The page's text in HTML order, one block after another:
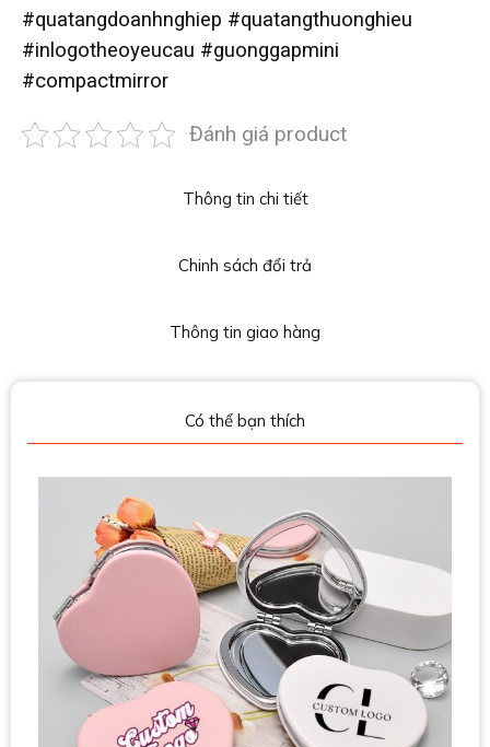
Thông tin chi tiết
Chinh sách đổi trả
Thông tin giao hàng
#quatangdoanhnghiep #quatangthuonghieu
#inlogotheoyeucau #guonggapmini
#compactmirror
Đánh giá product
Có thể bạn thích